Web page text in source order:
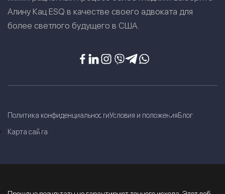
Алину Кац ESQ в качестве своего адвоката для
более светлого будущего в США.
Политика конфиденциальностиУсловия и положенияБлог
Карта сайта